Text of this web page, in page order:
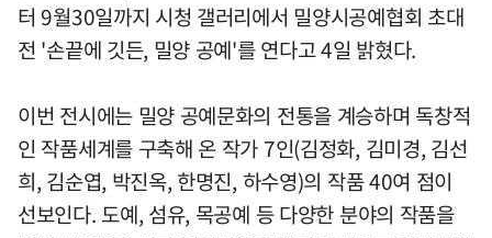
터 9월30일까지 시청 갤러리에서 밀양시공예협회 초대
전 '손끝에 깃든, 밀양 공예'를 연다고 4일 밝혔다.
이번 전시에는 밀양 공예문화의 전통을 계승하며 독창적
인 작품세계를 구축해 온 작가 7인(김정화, 김미경, 김선
희, 김순엽, 박진옥, 한명진, 하수영)의 작품 40여 점이
선보인다. 도예, 섬유, 목공예 등 다양한 분야의 작품을